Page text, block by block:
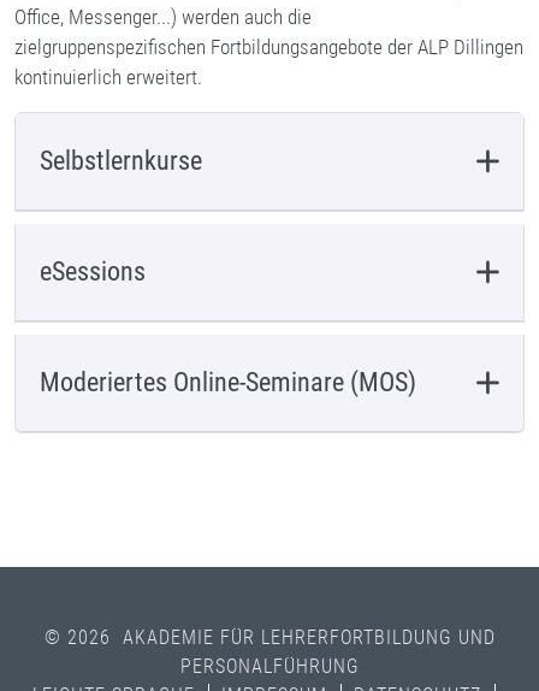
Office, Messenger...) werden auch die
zielgruppenspezifischen Fortbildungsangebote der ALP Dillingen
kontinuierlich erweitert.
Selbstlernkurse
eSessions
Moderiertes Online-Seminare (MOS)
© 2026 AKADEMIE FÜR LEHRERFORTBILDUNG UND
PERSONALFÜHRUNG